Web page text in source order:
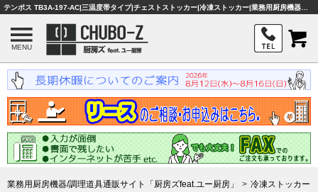
MENU
業務用厨房機器/調理道具通販サイト「厨房ズfeat.ユー厨房」
冷凍ストッカー